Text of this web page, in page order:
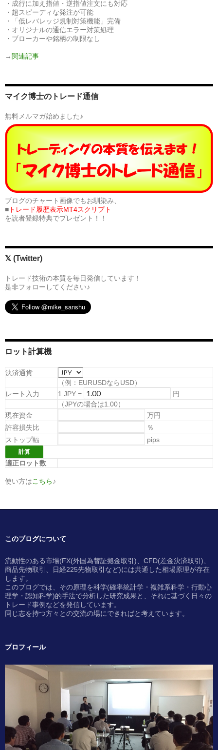
・成行に加え指値・逆指値注文にも対応
・超スピーディな発注が可能
・「低レバレッジ規制対策機能」完備
・オリジナルの通信エラー対策処理
・ブローカーや銘柄の制限なし
→ 関連記事
マイク博士のトレード通信
無料メルマガ始めました♪
ブログのチャート画像でもお馴染み、
■ トレード履歴表示MT4スクリプト
を読者登録特典でプレゼント！！
𝕏 (Twitter)
トレード技術の本質を毎日発信しています！
是非フォローしてください♪
ロット計算機
決済通貨
（例：EURUSDならUSD）
レート入力
1 JPY =
円
（JPYの場合は1.00）
現在資金
万円
許容損失比
％
ストップ幅
pips
適正ロット数
使い方はこちら♪
このブログについて
流動性のある市場(FX(外国為替証拠金取引)、CFD(差金決済取引)、
商品先物取引、日経225先物取引など)には共通した相場原理が存在
します。
このブログでは、その原理を科学(確率統計学・複雑系科学・行動心
理学・認知科学)的手法で分析した研究成果と、それに基づく日々の
トレード事例などを発信しています。
同じ志を持つ方々との交流の場にできればと考えています。
プロフィール